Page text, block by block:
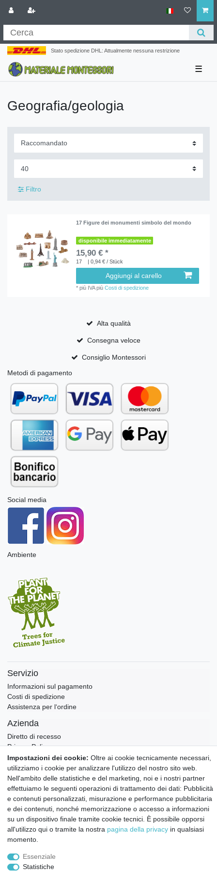
Stato spedizione DHL: Attualmente nessuna restrizione
☰
Geografia/geologia
Filtro
17 Figure dei monumenti simbolo del mondo
disponibile immediatamente
15,90 € *
17 | 0,94 € / Stück
Aggiungi al carello
*più IVApiùCosti di spedizione
Alta qualità
Consegna veloce
Consiglio Montessori
Metodi di pagamento
Social media
Ambiente
Servizio
Informazioni sul pagamento
Costi di spedizione
Assistenza per l‘ordine
Azienda
Diretto di recesso
Privacy Policy
Ritorno
Condizioni generali
Testata
Contatto
Annullare l'ordine
Notizie sui materiali Montessori e sull'educazione
Montessori.
Informazioni settimanali gratuite
Impostazioni dei cookie: Oltre ai cookie tecnicamente necessari,
utilizziamo i cookie per analizzare l'utilizzo del nostro sito web.
Nell'ambito delle statistiche e del marketing, noi e i nostri partner
effettuiamo le seguenti operazioni di trattamento dei dati: Pubblicità
e contenuti personalizzati, misurazione e performance pubblicitaria
e dei contenuti, nonché memorizzazione o accesso a informazioni
su un dispositivo finale tramite cookie tecnici. È possibile opporsi
all'utilizzo qui o tramite la nostra pagina della privacy in qualsiasi
momento.
Essenziale
Statistiche